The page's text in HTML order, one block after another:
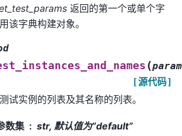
返回的第一个或单个字
该字典构建对象。
(
[源代码]
试实例的列表及其名称的列表。
数集
str, 默认值为”default”